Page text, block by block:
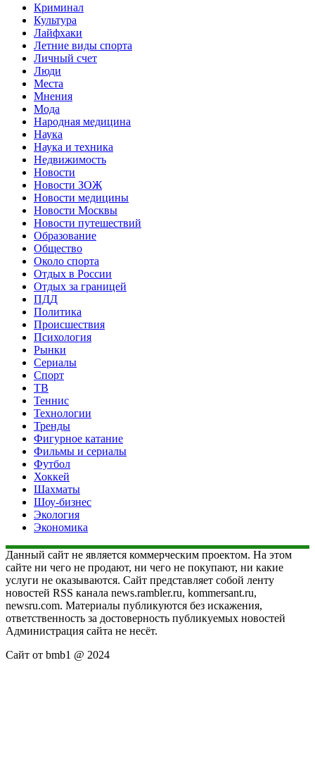
Криминал
Культура
Лайфхаки
Летние виды спорта
Личный счет
Люди
Места
Мнения
Мода
Народная медицина
Наука
Наука и техника
Недвижимость
Новости
Новости ЗОЖ
Новости медицины
Новости Москвы
Новости путешествий
Образование
Общество
Около спорта
Отдых в России
Отдых за границей
ПДД
Политика
Происшествия
Психология
Рынки
Сериалы
Спорт
ТВ
Теннис
Технологии
Тренды
Фигурное катание
Фильмы и сериалы
Футбол
Хоккей
Шахматы
Шоу-бизнес
Экология
Экономика
Данный сайт не является коммерческим проектом. На этом
сайте ни чего не продают, ни чего не покупают, ни какие
услуги не оказываются. Сайт представляет собой ленту
новостей RSS канала news.rambler.ru, kommersant.ru,
newsru.com. Материалы публикуются без искажения,
ответственность за достоверность публикуемых новостей
Администрация сайта не несёт.
Сайт от bmb1 @ 2024